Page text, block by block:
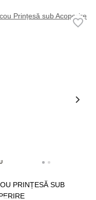
PRINȚESĂ SUB